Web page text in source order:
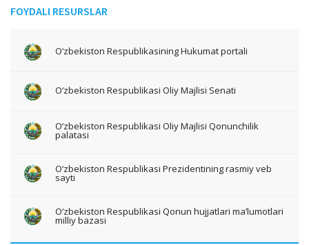
FOYDALI RESURSLAR
O‘zbekiston Respublikasining Hukumat portali
O‘zbekiston Respublikasi Oliy Majlisi Senati
O‘zbekiston Respublikasi Oliy Majlisi Qonunchilik
palatasi
O‘zbekiston Respublikasi Prezidentining rasmiy veb
sayti
O‘zbekiston Respublikasi Qonun hujjatlari ma’lumotlari
milliy bazasi